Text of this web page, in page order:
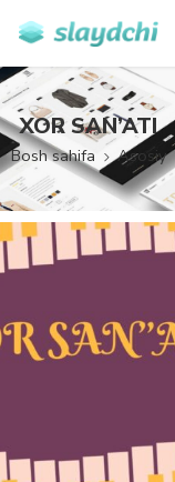
XOR SAN’ATI
Bosh sahifa Asosiy